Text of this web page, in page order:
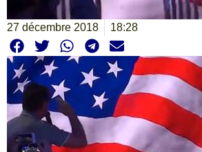
27 décembre 2018 18:28